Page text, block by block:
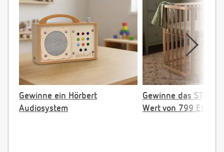
Gewinne ein Hörbert
Audiosystem
Gewinne das
Wert von 799 EUR